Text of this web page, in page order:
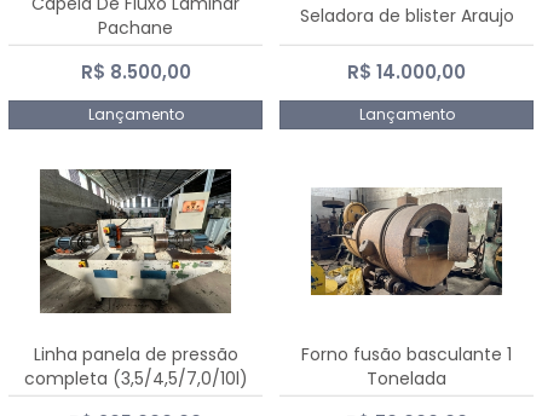
Pachane
R$ 8.500,00
Lançamento
Seladora de blister Araujo
R$ 14.000,00
Lançamento
Linha panela de pressão
completa (3,5/4,5/7,0/10l)
Forno fusão basculante 1
Tonelada